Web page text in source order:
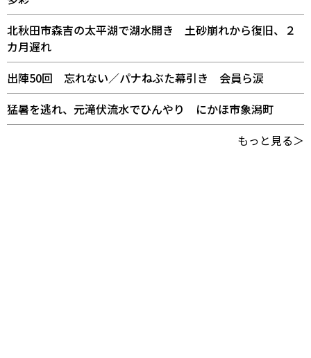
北秋田市森吉の太平湖で湖水開き 土砂崩れから復旧、２
カ月遅れ
出陣50回 忘れない／パナねぶた幕引き 会員ら涙
猛暑を逃れ、元滝伏流水でひんやり にかほ市象潟町
もっと見る＞